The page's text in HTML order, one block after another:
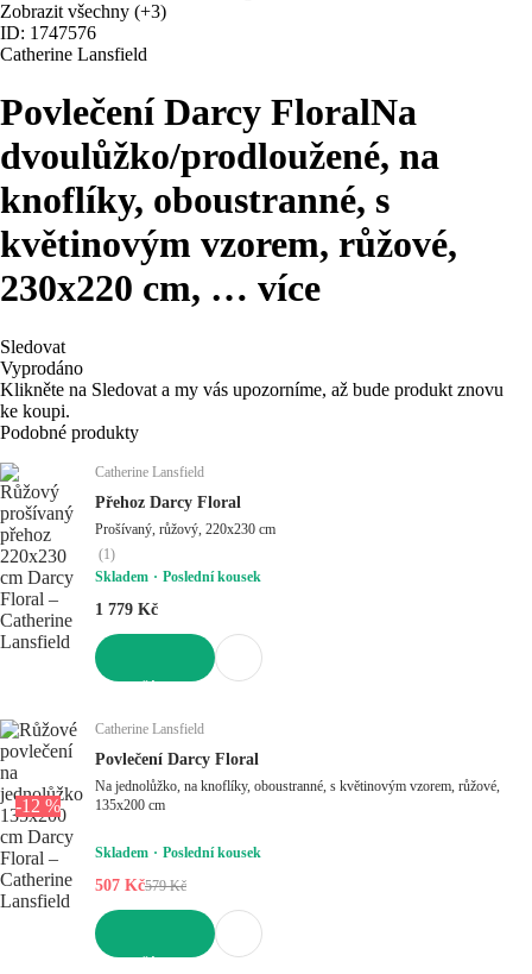
Zobrazit všechny (+3)
ID: 1747576
Catherine Lansfield
Povlečení Darcy FloralNa
dvoulůžko/prodloužené, na
knoflíky, oboustranné, s
květinovým vzorem, růžové,
230x220 cm, … více
Sledovat
Vyprodáno
Klikněte na Sledovat a my vás upozorníme, až bude produkt znovu
ke koupi.
Podobné produkty
Catherine Lansfield
Přehoz Darcy Floral
Prošívaný, růžový, 220x230 cm
(1)
Skladem
Poslední kousek
1 779 Kč
-12 %
Catherine Lansfield
Povlečení Darcy Floral
Na jednolůžko, na knoflíky, oboustranné, s květinovým vzorem, růžové,
135x200 cm
Skladem Poslední kousek
507 Kč579 Kč